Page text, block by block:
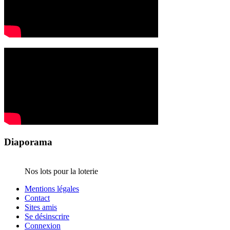
Diaporama
Nos lots pour la loterie
Mentions légales
Contact
Sites amis
Se désinscrire
Connexion